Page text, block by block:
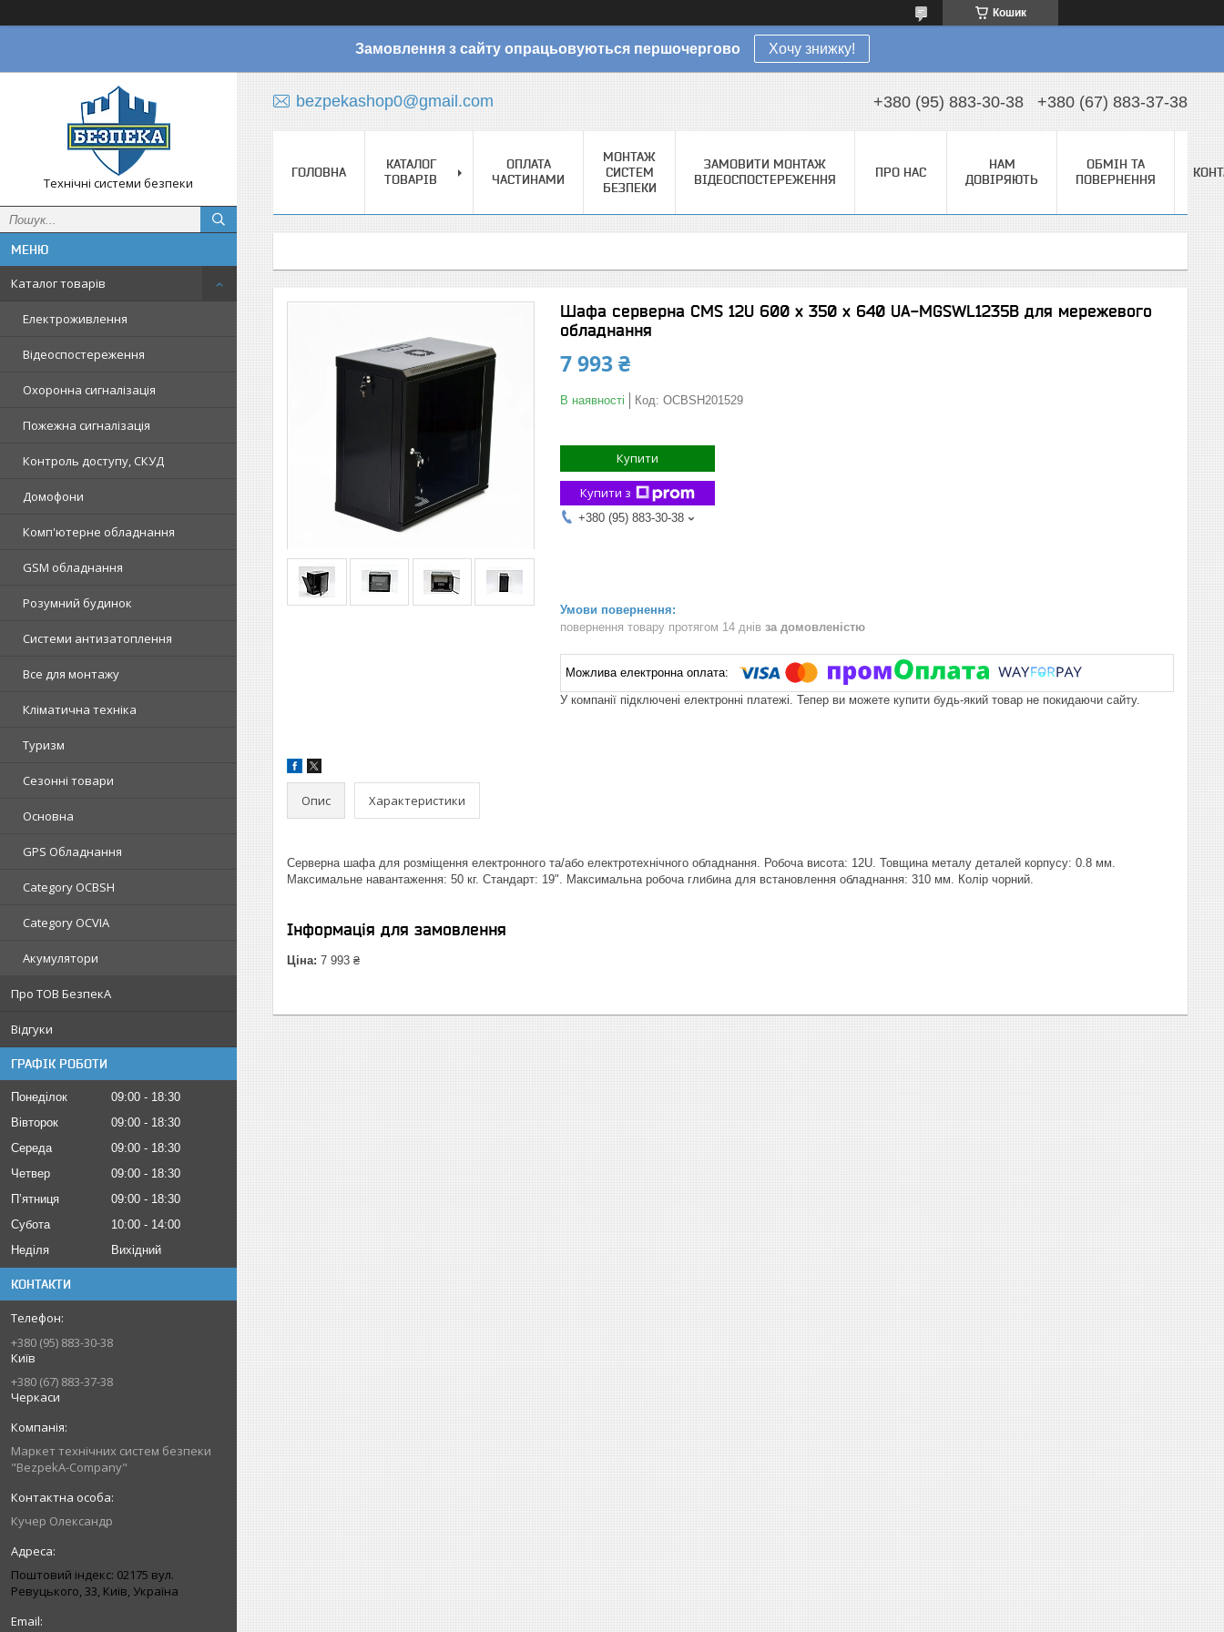
Кошик
Замовлення з сайту опрацьовуються першочергово Хочу знижку!
Технічні системи безпеки
Каталог товарів
Електроживлення
Відеоспостереження
Охоронна сигналізація
Пожежна сигналізація
Контроль доступу, СКУД
Домофони
Комп'ютерне обладнання
GSM обладнання
Розумний будинок
Системи антизатоплення
Все для монтажу
Кліматична техніка
Туризм
Сезонні товари
Основна
GPS Обладнання
Category OCBSH
Category OCVIA
Акумулятори
Про ТОВ БезпекА
Відгуки
ГРАФІК РОБОТИ
Понеділок 09:00
18:30
Вівторок
09:00
18:30
Середа
09:00
18:30
Четвер
09:00
18:30
Пʼятниця
09:00
18:30
Субота
10:00
14:00
Неділя
Вихідний
КОНТАКТИ
+380 (95) 883-30-38
Київ
+380 (67) 883-37-38
Черкаси
Маркет технічних систем безпеки
"BezpekA-Company"
Кучер Олександр
Поштовий індекс: 02175 вул.
Ревуцького, 33, Київ, Україна
bezpekashop0@gmail.com +380 (95) 883-30-38 +380 (67) 883-37-38
ГОЛОВНА
КАТАЛОГ
ТОВАРІВ
ОПЛАТА
ЧАСТИНАМИ
МОНТАЖ
СИСТЕМ
БЕЗПЕКИ
ЗАМОВИТИ МОНТАЖ
ВІДЕОСПОСТЕРЕЖЕННЯ
ПРО НАС
НАМ
ДОВІРЯЮТЬ
ОБМІН ТА
ПОВЕРНЕННЯ
Шафа серверна CMS 12U 600 x 350 x 640 UA-MGSWL1235B для мережевого
обладнання
7 993 ₴
В наявності Код: OCBSH201529
Купити
Купити з
+380 (95) 883-30-38
повернення товару протягом 14 днів за домовленістю
У компанії підключені електронні платежі. Тепер ви можете купити будь-який товар не покидаючи сайту.
Опис Характеристики
Серверна шафа для розміщення електронного та/або електротехнічного обладнання. Робоча висота: 12U. Товщина металу деталей корпусу: 0.8 мм.
Максимальне навантаження: 50 кг. Стандарт: 19". Максимальна робоча глибина для встановлення обладнання: 310 мм. Колір чорний.
Інформація для замовлення
Ціна: 7 993 ₴